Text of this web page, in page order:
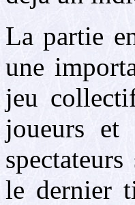
La partie
une
jeu
joueurs et
le dernier